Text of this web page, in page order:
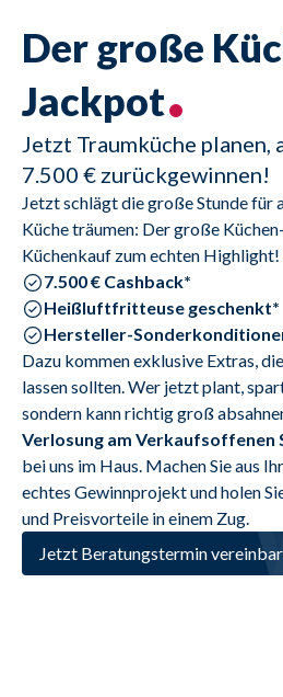
Der große
Jackpot
Jetzt Traumküche planen,
7.500 € zurückgewinnen!
Jetzt schlägt die große Stunde für
Küche träumen: Der große
Küchenkauf zum echten Highlight!
7.500 € Cashback*
Heißluftfritteuse geschenkt*
Hersteller-
Dazu kommen exklusive Extras,
lassen sollten. Wer jetzt plant,
Verlosung am Verkaufsoffenen
bei uns im Haus. Machen Sie aus
echtes Gewinnprojekt und holen
und Preisvorteile in einem Zug.
Jetzt Beratungstermin